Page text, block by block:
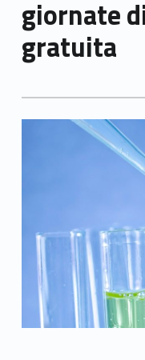
giornate
gratuita